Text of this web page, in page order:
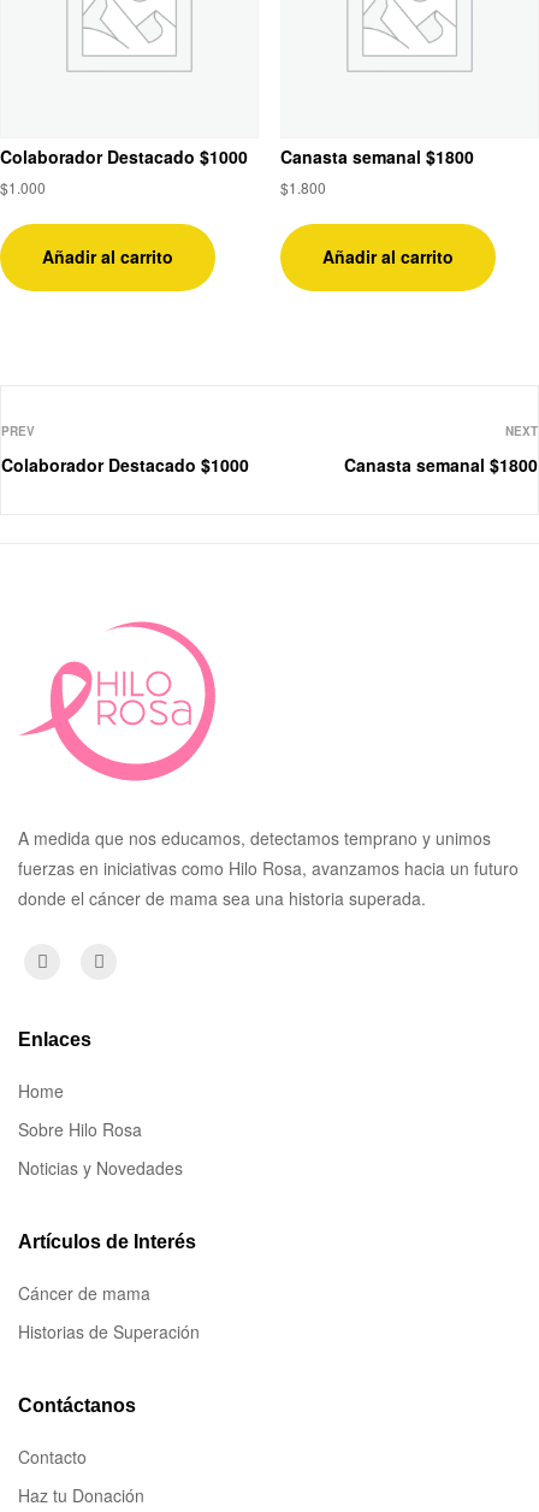
Colaborador Destacado $1000
$1.000
Añadir al carrito
Canasta semanal $1800
$1.800
Añadir al carrito
PREV
Colaborador Destacado $1000
NEXT
Canasta semanal $1800
A medida que nos educamos, detectamos temprano y unimos
fuerzas en iniciativas como Hilo Rosa, avanzamos hacia un futuro
donde el cáncer de mama sea una historia superada.
Enlaces
Home
Sobre Hilo Rosa
Noticias y Novedades
Artículos de Interés
Cáncer de mama
Historias de Superación
Contáctanos
Contacto
Haz tu Donación